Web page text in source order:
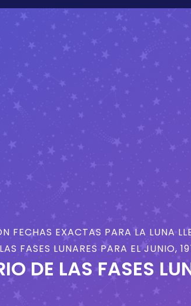
FECHAS EXACTAS PARA LA LUNA
FASES LUNARES PARA EL JUNIO,
DE LAS FASES